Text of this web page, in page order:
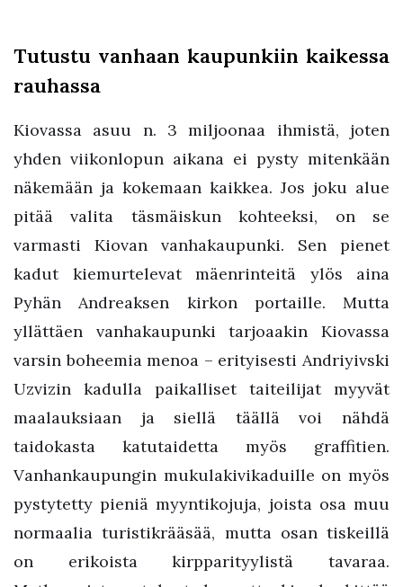
Tutustu vanhaan kaupunkiin kaikessa
rauhassa
Kiovassa asuu n. 3 miljoonaa ihmistä, joten
yhden viikonlopun aikana ei pysty mitenkään
näkemään ja kokemaan kaikkea. Jos joku alue
pitää valita täsmäiskun kohteeksi, on se
varmasti Kiovan vanhakaupunki. Sen pienet
kadut kiemurtelevat mäenrinteitä ylös aina
Pyhän Andreaksen kirkon portaille. Mutta
yllättäen vanhakaupunki tarjoaakin Kiovassa
varsin boheemia menoa – erityisesti Andriyivski
Uzvizin kadulla paikalliset taiteilijat myyvät
maalauksiaan ja siellä täällä voi nähdä
taidokasta katutaidetta myös graffitien.
Vanhankaupungin mukulakivikaduille on myös
pystytetty pieniä myyntikojuja, joista osa muu
normaalia turistikrääsää, mutta osan tiskeillä
on erikoista kirpparityylistä tavaraa.